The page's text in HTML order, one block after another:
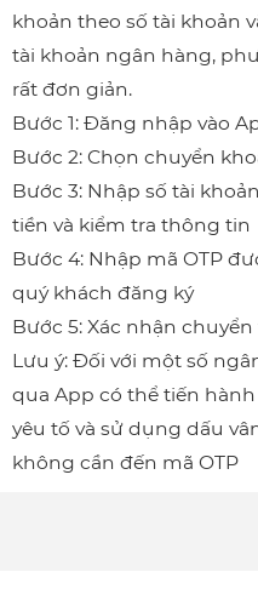
khoản theo số tài khoản
tài khoản ngân hàng,
rất đơn giản.
Bước 1: Đăng nhập vào
Bước 2: Chọn chuyển
Bước 3: Nhập số tài
tiền và kiểm tra thông tin
Bước 4: Nhập mã OTP
quý khách đăng ký
Bước 5: Xác nhận chuyển
Lưu ý: Đối với một số
qua App có thể tiến
yêu tố và sử dụng dấu
không cần đến mã OTP